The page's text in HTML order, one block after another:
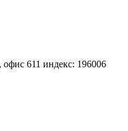
611 индекс: 196006